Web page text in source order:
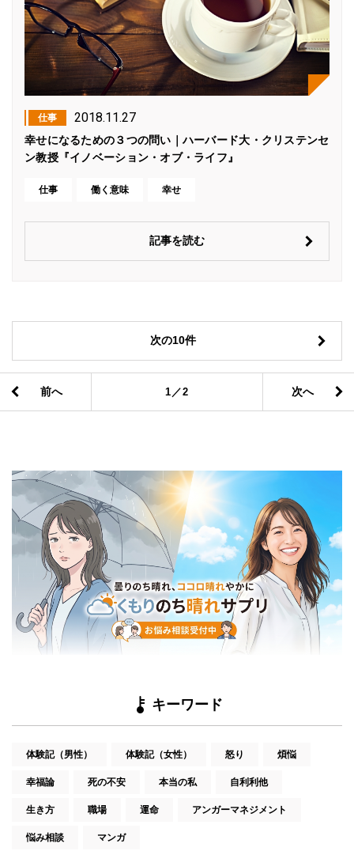
仕事 2018.11.27
幸せになるための３つの問い｜ハーバード大・クリステンセ
ン教授『イノベーション・オブ・ライフ』
仕事 働く意味 幸せ
記事を読む
次の10件
前へ 1／2 次へ
キーワード
体験記（男性） 体験記（女性） 怒り 煩悩
幸福論 死の不安 本当の私 自利利他
生き方 職場 運命 アンガーマネジメント
悩み相談 マンガ